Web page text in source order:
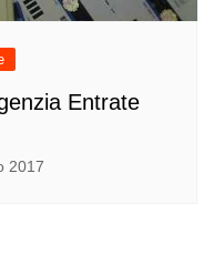
Entrate
2017